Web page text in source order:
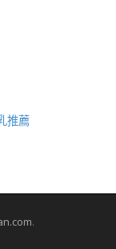
推薦
.